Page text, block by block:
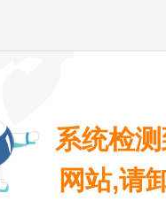
系统检
网站,请